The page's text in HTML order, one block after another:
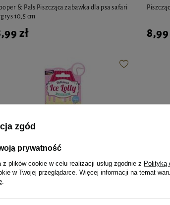
& Pals Piszcząca zabawka dla psa safari
10,5 cm
zł 8,99
zgód
prywatność
plików cookie w celu realizacji usług zgodnie z Polityką
w Twojej przeglądarce. Więcej informacji na temat